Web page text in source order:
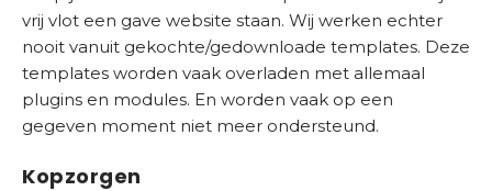
vrij vlot een gave website staan. Wij werken echter
nooit vanuit gekochte/gedownloade templates. Deze
templates worden vaak overladen met allemaal
plugins en modules. En worden vaak op een
gegeven moment niet meer ondersteund.
Kopzorgen